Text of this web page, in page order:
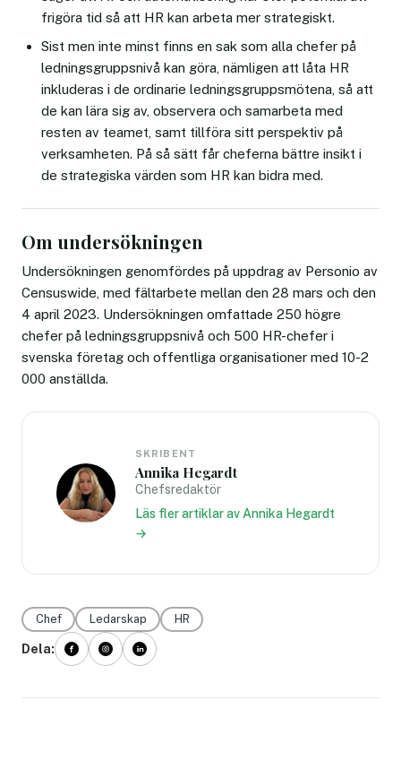
frigöra tid så att HR kan arbeta mer strategiskt.
Sist men inte minst finns en sak som alla chefer på
ledningsgruppsnivå kan göra, nämligen att låta HR
inkluderas i de ordinarie ledningsgruppsmötena, så att
de kan lära sig av, observera och samarbeta med
resten av teamet, samt tillföra sitt perspektiv på
verksamheten. På så sätt får cheferna bättre insikt i
de strategiska värden som HR kan bidra med.
Om undersökningen
Undersökningen genomfördes på uppdrag av Personio av
Censuswide, med fältarbete mellan den 28 mars och den
4 april 2023. Undersökningen omfattade 250 högre
chefer på ledningsgruppsnivå och 500 HR-chefer i
svenska företag och offentliga organisationer med 10-2
000 anställda.
SKRIBENT
Annika Hegardt
Chefsredaktör
Läs fler artiklar av Annika Hegardt
→
Chef Ledarskap HR
Dela: